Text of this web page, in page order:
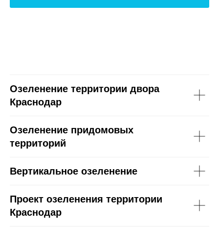
Озеленение территории двора
Краснодар
Озеленение придомовых
территорий
Вертикальное озеленение
Проект озеленения территории
Краснодар